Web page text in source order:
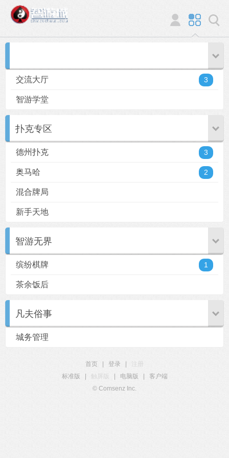
3
交流大厅
智游学堂
扑克专区
3
德州扑克
2
奥马哈
混合牌局
新手天地
智游无界
1
缤纷棋牌
茶余饭后
凡夫俗事
城务管理
首页 登录
标准版
触屏版 电脑版
客户端
© Comsenz Inc.